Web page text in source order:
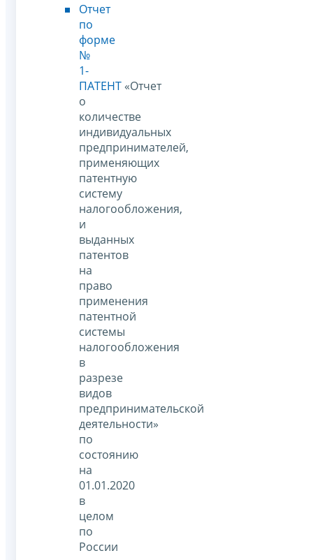
Отчет
по
форме
№
1-
ПАТЕНТ «Отчет
о
количестве
индивидуальных
предпринимателей,
применяющих
патентную
систему
налогообложения,
и
выданных
патентов
на
право
применения
патентной
системы
налогообложения
в
разрезе
видов
предпринимательской
деятельности»
по
состоянию
на
01.01.2020
в
целом
по
России